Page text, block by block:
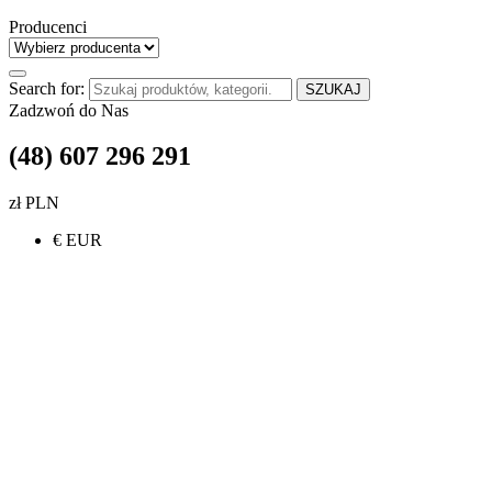
Producenci
Search for: SZUKAJ
Zadzwoń do Nas
(48) 607 296 291
zł PLN
€ EUR